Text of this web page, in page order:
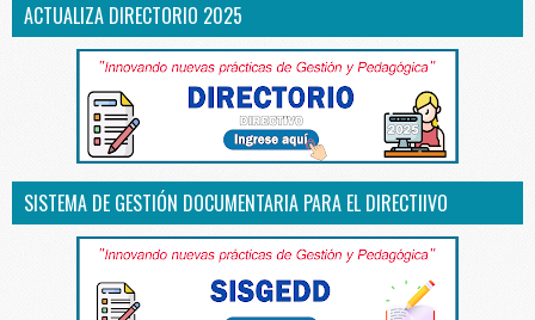
ACTUALIZA DIRECTORIO 2025
SISTEMA DE GESTIÓN DOCUMENTARIA PARA EL DIRECTIIVO